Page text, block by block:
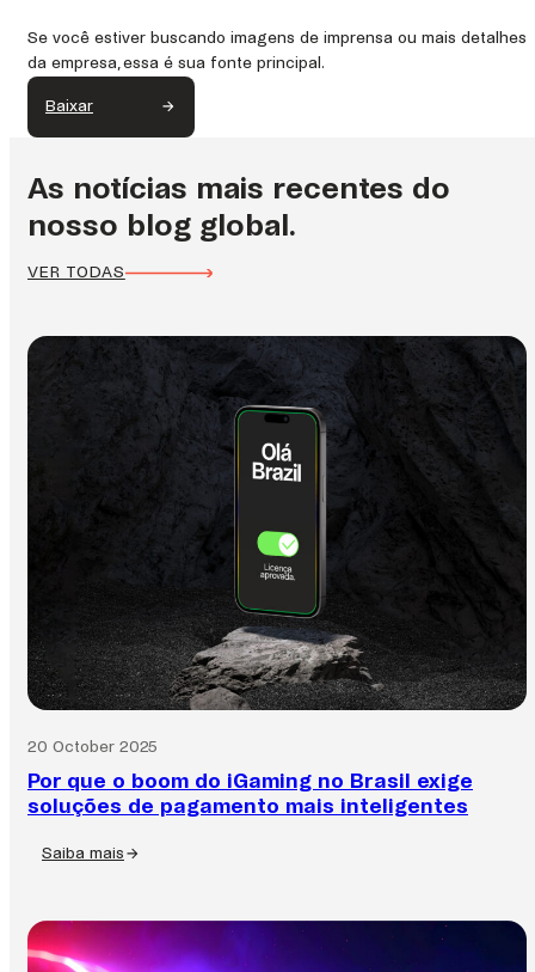
Se você estiver buscando imagens de imprensa ou mais detalhes
da empresa, essa é sua fonte principal.
Baixar
As notícias mais recentes do
nosso blog global.
VER TODAS
20 October 2025
Por que o boom do iGaming no Brasil exige
soluções de pagamento mais inteligentes
Saiba mais
:
o
boom